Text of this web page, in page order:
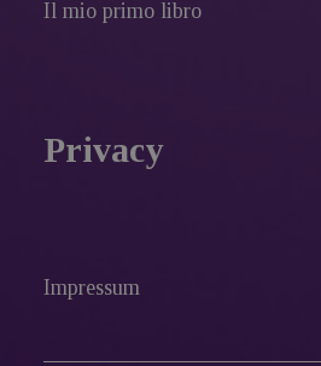
Il mio primo libro
Privacy
Impressum